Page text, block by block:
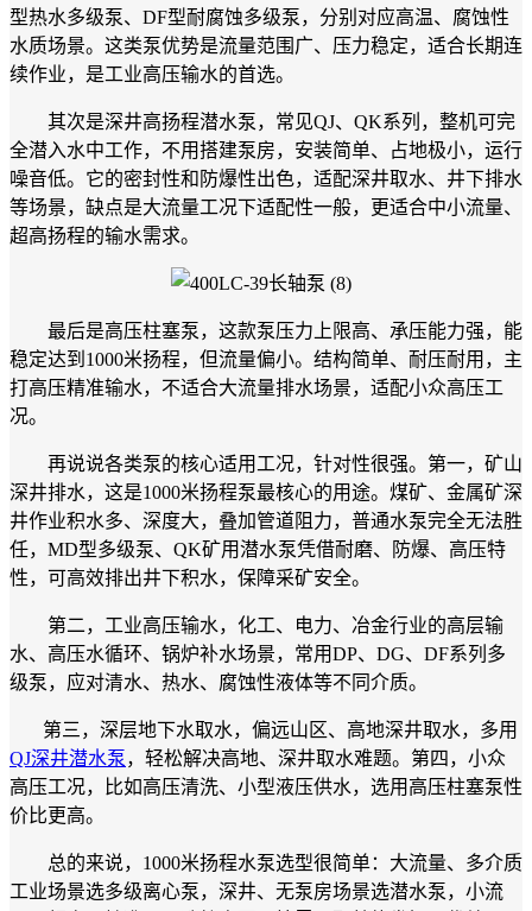
型热水多级泵、DF型耐腐蚀多级泵，分别对应高温、腐蚀性
水质场景。这类泵优势是流量范围广、压力稳定，适合长期连
续作业，是工业高压输水的首选。
其次是深井高扬程潜水泵，常见QJ、QK系列，整机可完
全潜入水中工作，不用搭建泵房，安装简单、占地极小，运行
噪音低。它的密封性和防爆性出色，适配深井取水、井下排水
等场景，缺点是大流量工况下适配性一般，更适合中小流量、
超高扬程的输水需求。
最后是高压柱塞泵，这款泵压力上限高、承压能力强，能
稳定达到1000米扬程，但流量偏小。结构简单、耐压耐用，主
打高压精准输水，不适合大流量排水场景，适配小众高压工
况。
再说说各类泵的核心适用工况，针对性很强。第一，矿山
深井排水，这是1000米扬程泵最核心的用途。煤矿、金属矿深
井作业积水多、深度大，叠加管道阻力，普通水泵完全无法胜
任，MD型多级泵、QK矿用潜水泵凭借耐磨、防爆、高压特
性，可高效排出井下积水，保障采矿安全。
第二，工业高压输水，化工、电力、冶金行业的高层输
水、高压水循环、锅炉补水场景，常用DP、DG、DF系列多
级泵，应对清水、热水、腐蚀性液体等不同介质。
第三，深层地下水取水，偏远山区、高地深井取水，多用
QJ深井潜水泵 ，轻松解决高地、深井取水难题。第四，小众
高压工况，比如高压清洗、小型液压供水，选用高压柱塞泵性
价比更高。
总的来说，1000米扬程水泵选型很简单：大流量、多介质
工业场景选多级离心泵，深井、无泵房场景选潜水泵，小流